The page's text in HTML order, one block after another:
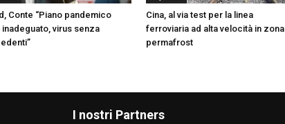
Conte “Piano pandemico
inadeguato, virus senza
Cina, al via test per la linea
ferroviaria ad alta velocità in zona
permafrost
I nostri Partners